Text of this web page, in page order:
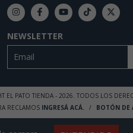
NEWSLETTER
EL PATO TIENDA - 2026. TODOS LOS
RECLAMOS INGRESÁ ACÁ. / BOTÓN DE